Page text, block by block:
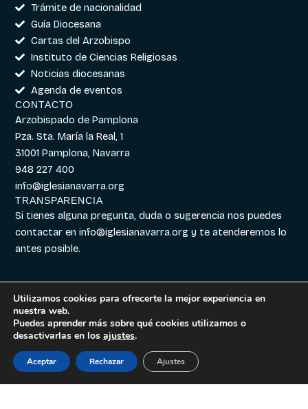
Trámite de nacionalidad
Guía Diocesana
Cartas del Arzobispo
Instituto de Ciencias Religiosas
Noticias diocesanas
Agenda de eventos
CONTACTO
Arzobispado de Pamplona
Pza. Sta. María la Real, 1
31001 Pamplona, Navarra
948 227 400
info@iglesianavarra.org
TRANSPARENCIA
Si tienes alguna pregunta, duda o sugerencia nos puedes
contactar eninfo@iglesianavarra.org y te atenderemos lo
antes posible.
Aviso legal|
Cookies|Política de
Utilizamos cookies para ofrecerte la mejor experiencia en
nuestra web.
Puedes aprender más sobre qué cookies utilizamos o
desactivarlas en los ajustes.
Aceptar Rechazar Ajustes